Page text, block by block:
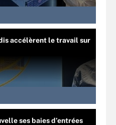
accélèrent le travail sur
ses baies d’entrées